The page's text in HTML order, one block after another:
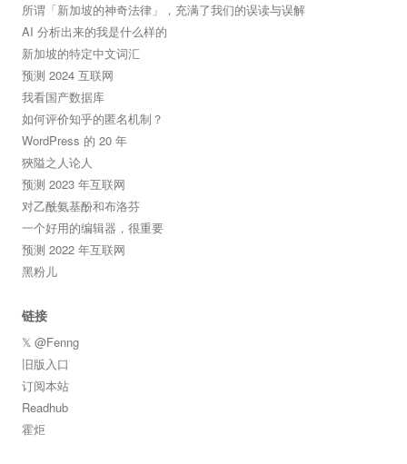
所谓「新加坡的神奇法律」，充满了我们的误读与误解
AI 分析出来的我是什么样的
新加坡的特定中文词汇
预测 2024 互联网
我看国产数据库
如何评价知乎的匿名机制？
WordPress 的 20 年
狹隘之人论人
预测 2023 年互联网
对乙酰氨基酚和布洛芬
一个好用的编辑器，很重要
预测 2022 年互联网
黑粉儿
链接
𝕏 @Fenng
旧版入口
订阅本站
Readhub
霍炬